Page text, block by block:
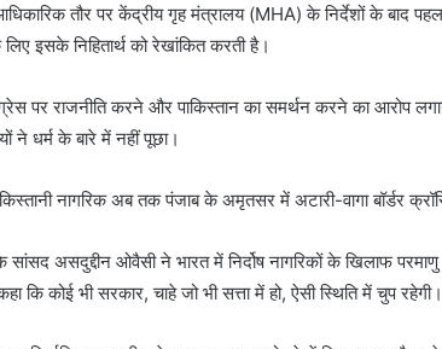
तौर पर केंद्रीय गृह मंत्रालय (MHA) के निर्देशों के बाद
लिए इसके निहितार्थ को रेखांकित करती है।
पर राजनीति करने और पाकिस्तान का समर्थन करने का आरोप
ने धर्म के बारे में नहीं पूछा।
नागरिक अब तक पंजाब के अमृतसर में अटारी-वागा बॉर्डर
असदुद्दीन ओवैसी ने भारत में निर्दोष नागरिकों के खिलाफ
कि कोई भी सरकार, चाहे जो भी सत्ता में हो, ऐसी स्थिति में चुप रहेगी।